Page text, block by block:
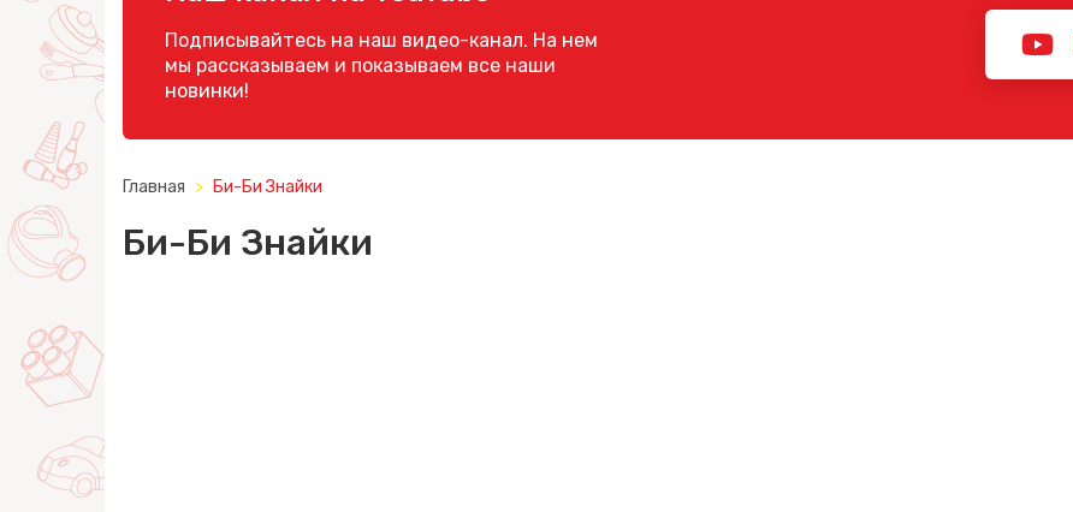
Подписывайтесь на наш видео-канал. На нем
мы рассказываем и показываем все наши
новинки!
Главная Би-Би Знайки
Би-Би Знайки